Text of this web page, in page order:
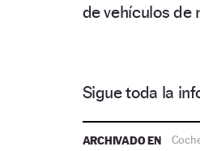
de vehículos de
Sigue toda la
ARCHIVADO EN